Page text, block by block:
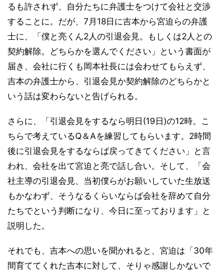
るも許されず、自分たちに弁護士をつけて会社と交渉
することに。だが、7月18日に吉本から宮迫らの弁護
士に、「僕と亮くん2人の引退会見。もしくは2人との
契約解除。どちらかを選んでください」という書面が
届き、会社に行くも岡本社長には会わせてもらえず、
吉本の弁護士から、引退会見か契約解除のどちらかと
いう話は変わらないと告げられる。
さらに、「引退会見をするなら明日(19日)の12時。こ
ちらで考えているQ＆Aを練習してもらいます。2時間
後に引退会見をするならば戻ってきてください」と言
われ、会社を出て宮迫と亮で話し合い。そして、「会
社主導の引退会見、当初僕らがお願いしていた生放送
もかなわず、そうなるくらいならば会社を辞めて自分
たちでという判断になり、今日に至っております」と
説明した。
それでも、吉本への思いを聞かれると、宮迫は「30年
間育ててくれた吉本に対して、そりゃ感謝しかないで